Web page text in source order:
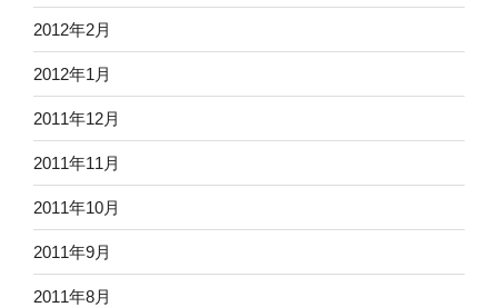
2012年2月
2012年1月
2011年12月
2011年11月
2011年10月
2011年9月
2011年8月